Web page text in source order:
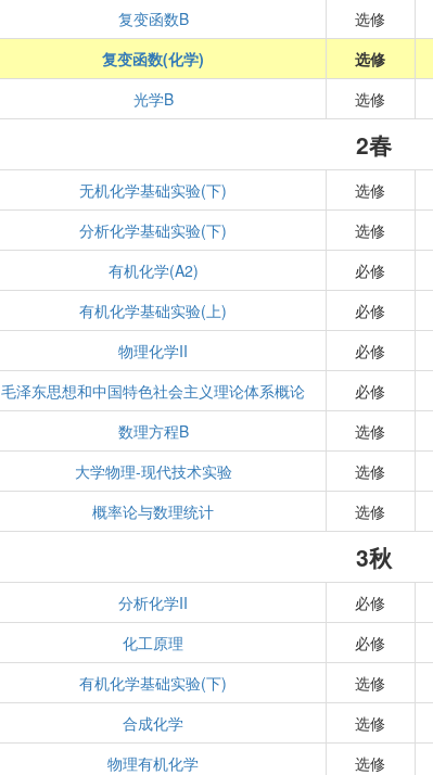
复变函数B 选修
复变函数(化学) 选修
光学B 选修
2春
无机化学基础实验(下) 选修
分析化学基础实验(下) 选修
有机化学(A2) 必修
有机化学基础实验(上) 必修
物理化学II 必修
毛泽东思想和中国特色社会主义理论体系概论 必修
数理方程B 选修
大学物理-现代技术实验 选修
概率论与数理统计 选修
3秋
分析化学II 必修
化工原理 必修
有机化学基础实验(下) 选修
合成化学 选修
物理有机化学 选修